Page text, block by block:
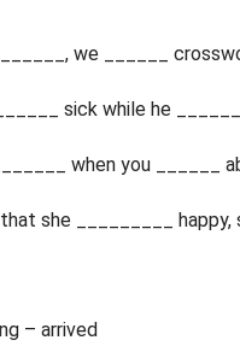
we ______
sick while he
when you ______
she _________ happy,
– arrived